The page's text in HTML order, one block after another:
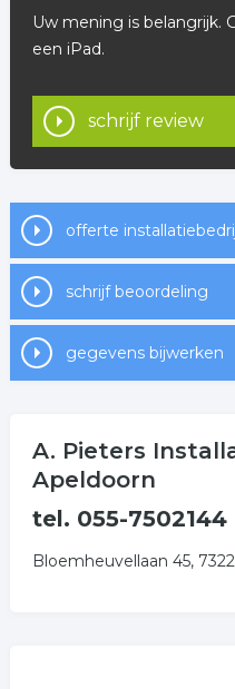
Uw mening is belangrijk.
een iPad.
schrijf review
offerte
schrijf beoordeling
gegevens bijwerken
A. Pieters
Apeldoorn
tel. 055-7502144
Bloemheuvellaan 45,